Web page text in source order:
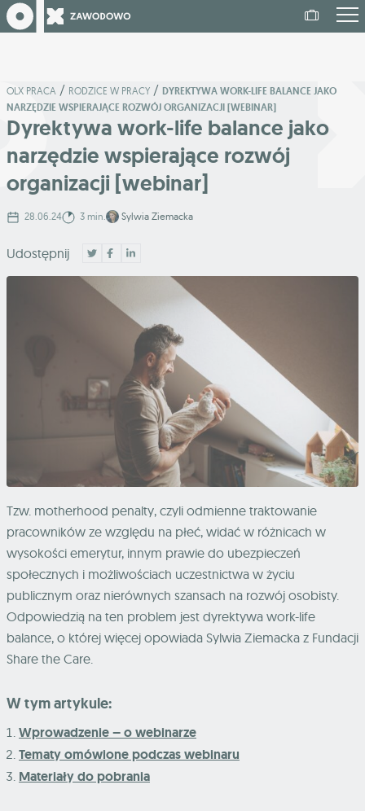
OLX PRACA / RODZICE W PRACY / DYREKTYWA WORK-LIFE BALANCE JAKO
NARZĘDZIE WSPIERAJĄCE ROZWÓJ ORGANIZACJI [WEBINAR]
Dyrektywa work-life balance jako
narzędzie wspierające rozwój
organizacji [webinar]
28.06.24 3 min. Sylwia Ziemacka
Udostępnij
Tzw. motherhood penalty, czyli odmienne traktowanie
pracowników ze względu na płeć, widać w różnicach w
wysokości emerytur, innym prawie do ubezpieczeń
społecznych i możliwościach uczestnictwa w życiu
publicznym oraz nierównych szansach na rozwój osobisty.
Odpowiedzią na ten problem jest dyrektywa work-life
balance, o której więcej opowiada Sylwia Ziemacka z Fundacji
Share the Care.
W tym artykule:
Wprowadzenie – o webinarze
Tematy omówione podczas webinaru
Materiały do pobrania